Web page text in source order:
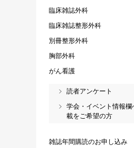
臨床雑誌外科
臨床雑誌整形外科
別冊整形外科
胸部外科
がん看護
読者アンケート
学会・イベント情報欄
載をご希望の方
雑誌年間購読のお申し込み